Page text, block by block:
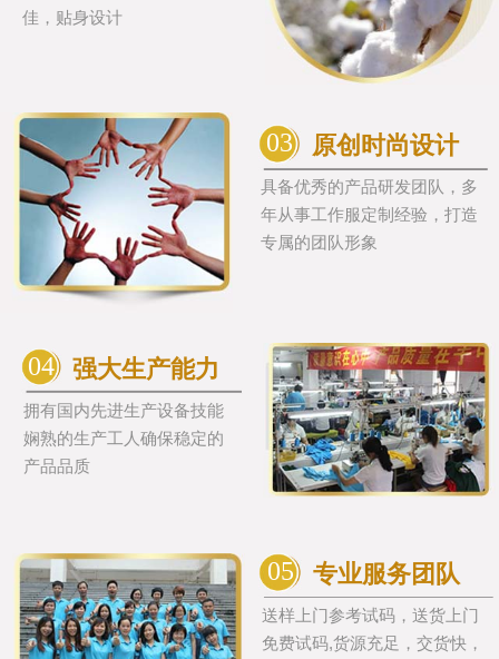
佳，贴身设计
03 原创时尚设计
具备优秀的产品研发团队，多
年从事工作服定制经验，打造
专属的团队形象
04 强大生产能力
拥有国内先进生产设备技能
娴熟的生产工人确保稳定的
产品品质
05 专业服务团队
送样上门参考试码，送货上门
免费试码,货源充足，交货快，